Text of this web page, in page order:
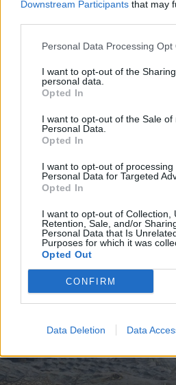
Downstream Participants that may
Personal Data Processing Opt
I want to opt-out of the
personal data.
Opted In
I want to opt-out of the Sale of
Personal Data.
Opted In
I want to opt-out of processing
Personal Data for Targeted
Opted In
I want to opt-out of Collection,
Retention, Sale, and/or
Personal Data that Is
Purposes for which it was
Opted Out
CONFIRM
Data Deletion Data
2026. július 19., vasárnap
Őrizetbe vették a
súlyos
Tate testvéreket